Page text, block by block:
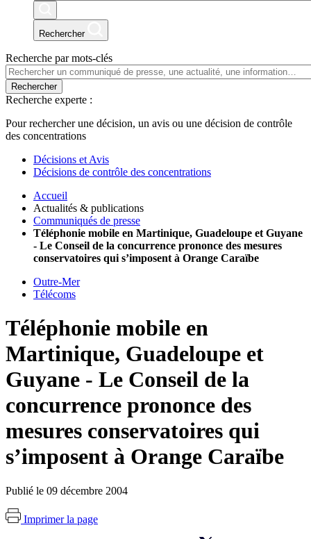
Rechercher
Recherche par mots-clés
Rechercher
Recherche experte :
Pour rechercher une décision, un avis ou une décision de contrôle
des concentrations
Décisions et Avis
Décisions de contrôle des concentrations
Accueil
Actualités & publications
Communiqués de presse
Téléphonie mobile en Martinique, Guadeloupe et Guyane
- Le Conseil de la concurrence prononce des mesures
conservatoires qui s’imposent à Orange Caraïbe
Outre-Mer
Télécoms
Téléphonie mobile en
Martinique, Guadeloupe et
Guyane - Le Conseil de la
concurrence prononce des
mesures conservatoires qui
s’imposent à Orange Caraïbe
Publié le 09 décembre 2004
Imprimer la page